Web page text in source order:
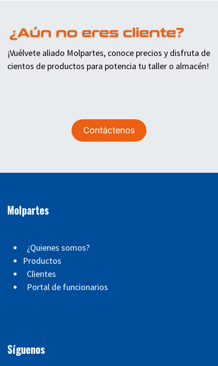
¡Vuélvete aliado Molpartes, conoce precios y disfruta de
cientos de productos para potencia tu taller o almacén!
Contáctenos
Molpartes
¿Quienes somos?
Productos
Clientes
Portal de funcionarios
Síguenos